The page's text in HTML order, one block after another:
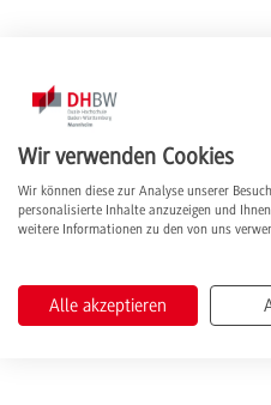
Wir verwenden Cookies
Wir können diese zur Analyse unserer
personalisierte Inhalte anzuzeigen und
weitere Informationen zu den von uns
Alle akzeptieren